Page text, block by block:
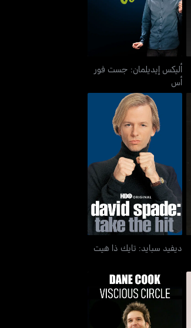
أليكس إيديلمان: جست فور
أس
ديفيد سبايد: تايك ذا هيت
ديفيد سبايد: تايك ذا هيت